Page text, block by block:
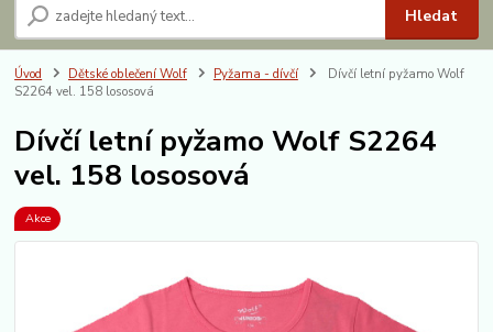
Hledat
Úvod Dětské oblečení Wolf Pyžama - dívčí
Dívčí letní pyžamo Wolf
S2264 vel. 158 lososová
Dívčí letní pyžamo Wolf S2264
vel. 158 lososová
Akce